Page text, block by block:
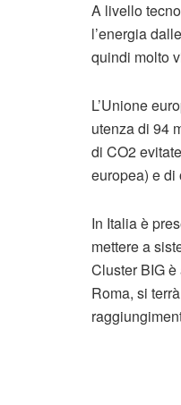
A livello
l’energia
quindi molto
L’Unione
utenza di 94
di CO2
europea) e
In Italia è
mettere a
Cluster BIG
Roma, si